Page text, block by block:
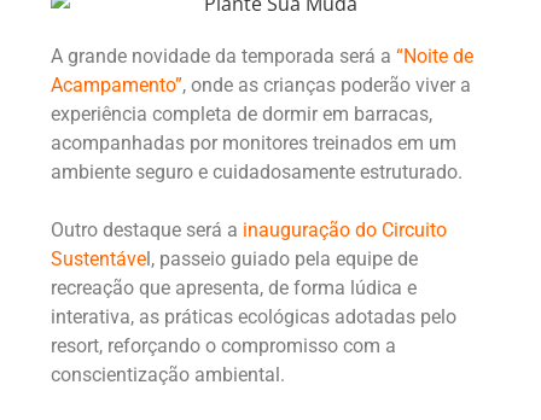
A grande novidade da temporada será a “Noite de
Acampamento”, onde as crianças poderão viver a
experiência completa de dormir em barracas,
acompanhadas por monitores treinados em um
ambiente seguro e cuidadosamente estruturado.
Outro destaque será a inauguração do Circuito
Sustentável, passeio guiado pela equipe de
recreação que apresenta, de forma lúdica e
interativa, as práticas ecológicas adotadas pelo
resort, reforçando o compromisso com a
conscientização ambiental.